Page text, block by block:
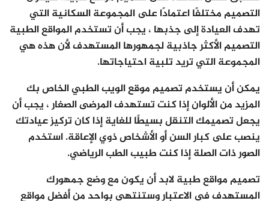
التصميم مختلفًا اعتمادًا على المجموعة السكانية التي
تهدف العيادة إلى جذبها ، يجب أن تستخدم المواقع الطبية
التصميم الأكثر جاذبية لجمهورها المستهدف لأن هذه هي
المجموعة التي تريد تلبية احتياجاتها.
يمكن أن يستخدم تصميم موقع الويب الطبي الخاص بك
المزيد من الألوان إذا كنت تستهدف المرضى الصغار ، يجب أن
يجعل تصميمك التنقل بسيطًا للغاية إذا كان تركيز عيادتك
ينصب على كبار السن أو الأشخاص ذوي الإعاقة. استخدم
الصور ذات الصلة إذا كنت طبيب الطب الرياضي.
تصميم مواقع طبية لابد أن يكون مع وضع جمهورك
المستهدف في الاعتبار وستنتهي بواحد من أفضل مواقع